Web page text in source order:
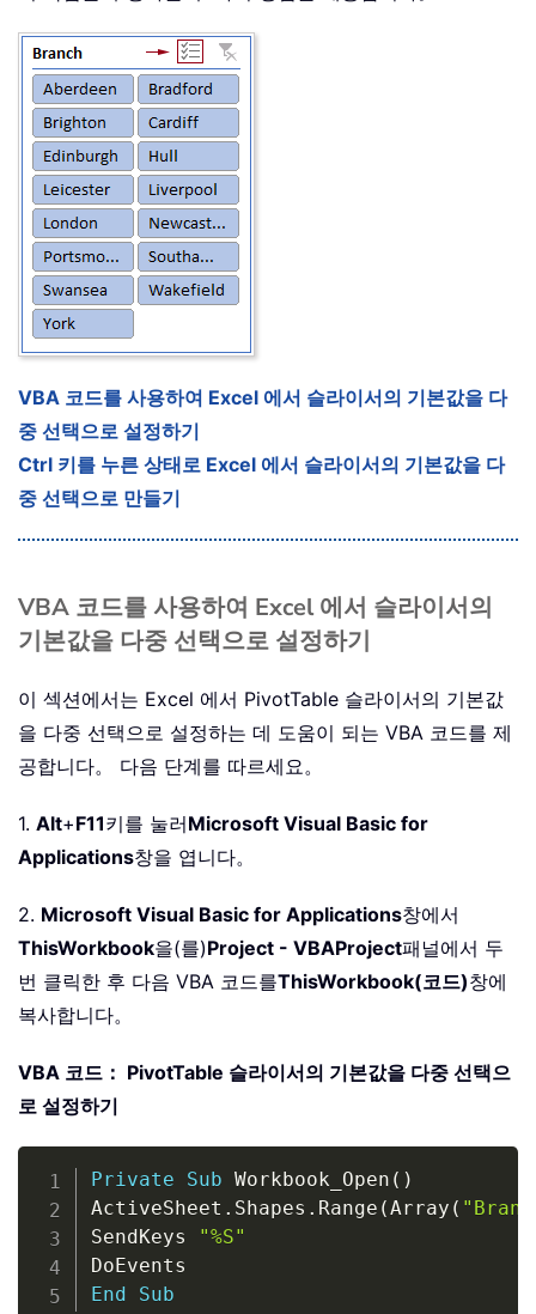
VBA 코드를 사용하여 Excel 에서 슬라이서의 기본값을 다
중 선택으로 설정하기
Ctrl 키를 누른 상태로 Excel 에서 슬라이서의 기본값을 다
중 선택으로 만들기
VBA 코드를 사용하여 Excel 에서 슬라이서의
기본값을 다중 선택으로 설정하기
이 섹션에서는 Excel 에서 PivotTable 슬라이서의 기본값
을 다중 선택으로 설정하는 데 도움이 되는 VBA 코드를 제
공합니다。 다음 단계를 따르세요。
1. Alt+F11키를 눌러Microsoft Visual Basic for
Applications창을 엽니다。
2. Microsoft Visual Basic for Applications창에서
ThisWorkbook을(를)Project - VBAProject패널에서 두
번 클릭한 후 다음 VBA 코드를ThisWorkbook(코드)창에
복사합니다。
VBA 코드： PivotTable 슬라이서의 기본값을 다중 선택으
로 설정하기
Private Sub Workbook_Open ( )
ActiveSheet . Shapes . Range (Array (
SendKeys
"%S"
End
Sub